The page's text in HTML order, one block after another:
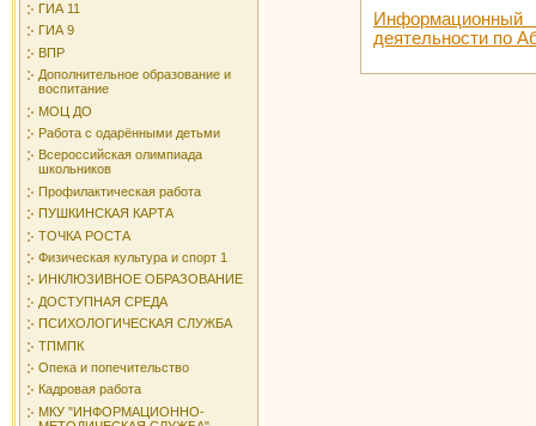
ГИА 11
ГИА 9
ВПР
Дополнительное образование и
воспитание
МОЦ ДО
Работа с одарёнными детьми
Всероссийская олимпиада
школьников
Профилактическая работа
ПУШКИНСКАЯ КАРТА
ТОЧКА РОСТА
Физическая культура и спорт 1
ИНКЛЮЗИВНОЕ ОБРАЗОВАНИЕ
ДОСТУПНАЯ СРЕДА
ПСИХОЛОГИЧЕСКАЯ СЛУЖБА
ТПМПК
Опека и попечительство
Кадровая работа
МКУ "ИНФОРМАЦИОННО-
деятельности по